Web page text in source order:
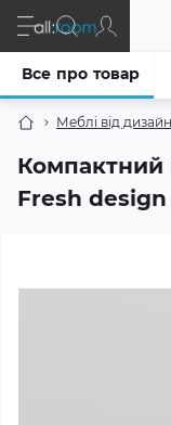
Меблі від
Компактний
Fresh design
Все про товар